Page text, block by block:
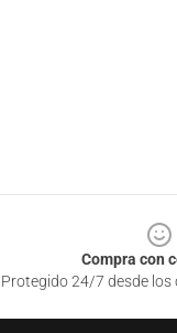
Compra con
Protegido 24/7 desde los